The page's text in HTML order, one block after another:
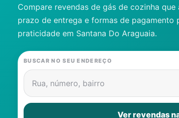
Contatos
Compare revendas de gás de cozinha
prazo de entrega e formas de pagamento
praticidade em Santana Do Araguaia.
BUSCAR NO SEU ENDEREÇO
Rua, número, bairro
Ver revendas